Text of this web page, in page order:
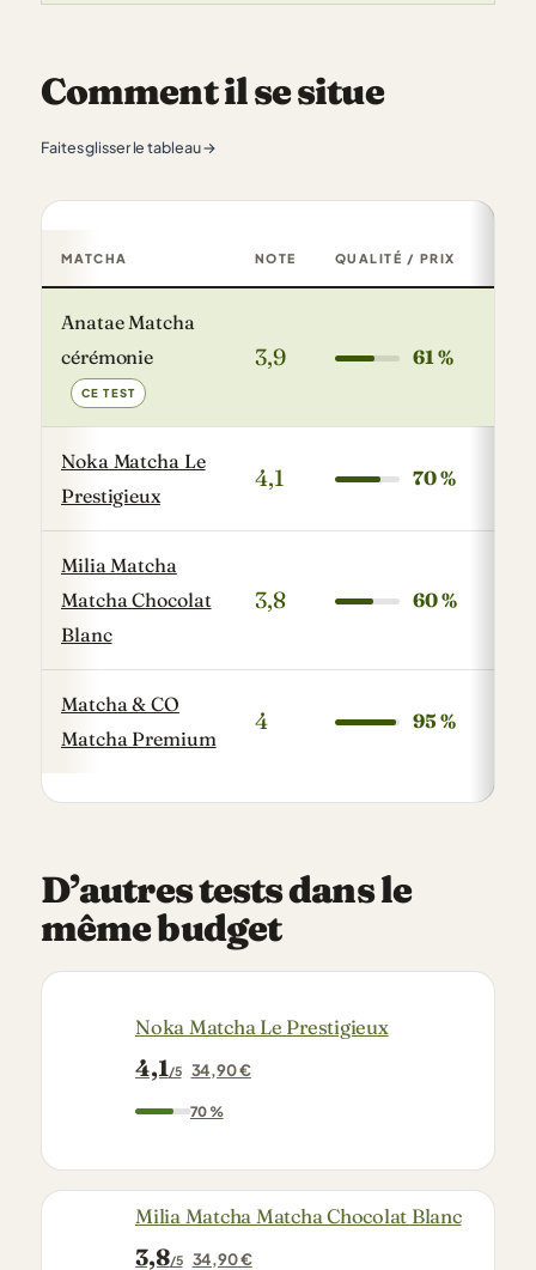
Comment il se situe
Faites glisser le tableau →
MATCHA NOTE QUALITÉ / PRIX
Anatae Matcha
cérémonie
CE TEST
3,9 61 %
Noka Matcha Le
Prestigieux
4,1 70 %
Milia Matcha
Matcha Chocolat
Blanc
3,8 60 %
Matcha & CO
Matcha Premium
4 95 %
D’autres tests dans le
même budget
Noka Matcha Le Prestigieux
4,1/5 34,90 €
70 %
Milia Matcha Matcha Chocolat Blanc
3,8/5 34,90 €